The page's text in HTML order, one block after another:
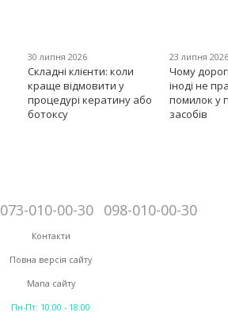
30 липня 2026
Складні клієнти: коли
краще відмовити у
процедурі кератину або
ботоксу
23 липня
Чому
іноді не
помилок у
засобів
073-010-00-30 098-010-00-30
Контакти
Повна версія сайту
Мапа сайту
Пн-Пт: 10:00 - 18:00